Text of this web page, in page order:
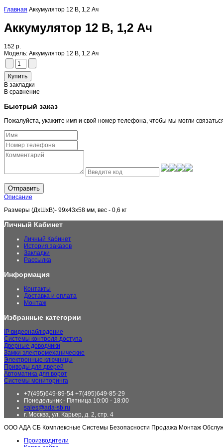
Главная Аккумулятор 12 В, 1,2 Ач
Аккумулятор 12 В, 1,2 Ач
152 р.
Модель: Аккумулятор 12 В, 1,2 Ач
В закладки
В сравнение
Быстрый заказ
Пожалуйста, укажите имя и свой номер телефона, чтобы мы могли
Отправить
Описание
Размеры (ДхШхВ)- 99х43х58 мм, вес - 0,6 кг
Личный Кабинет
Личный Кабинет
История заказов
Закладки
Рассылка
Информация
Контакты
Доставка и оплата
Монтаж
Избранные категории
IP видеонаблюдение
Системы контроля доступа
Дверные доводчики
Замки электромеханические
Электронные ключницы
Приводы для дверей
Автоматика для ворот
Системы мониторинга
+7(495)649-89-54 +7(495)649-85-29
Понедельник - Пятница 10:00 - 18:00
sales@ada-sb.ru
г. Москва, ул. Карьер, д. 2, стр. 4
ООО АДА СБ Комплексные Системы Безопасности Продажа Монтаж
Производители